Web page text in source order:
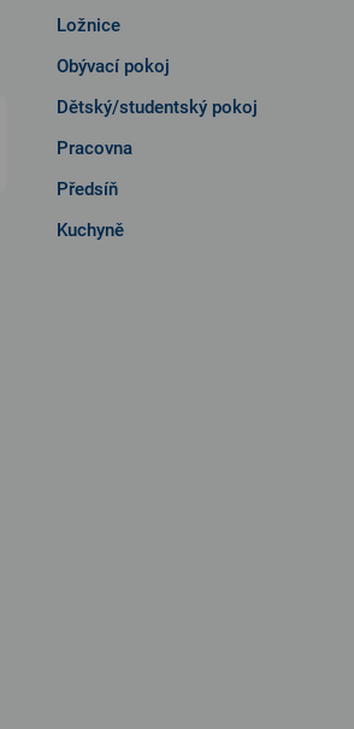
Ložnice
Obývací pokoj
Dětský/studentský pokoj
Pracovna
Předsíň
Kuchyně